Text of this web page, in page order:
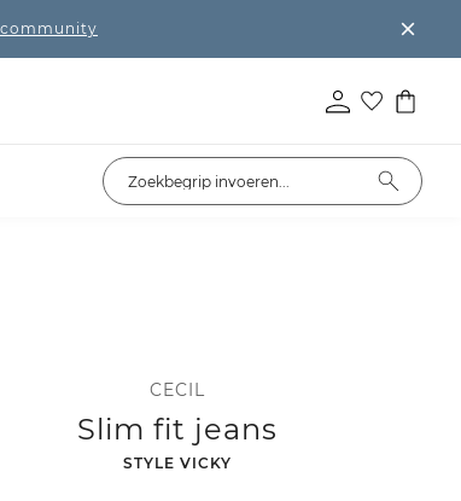
CECIL
Slim fit jeans
-
STYLE VICKY